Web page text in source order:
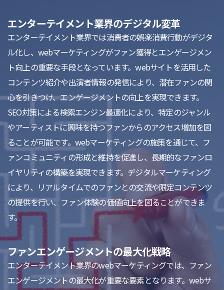
エンターテイメント業界のデジタル変革
エンターテイメント業界では消費者の娯楽消費行動がデジタ
ル化し、webマーケティングがファン獲得とエンゲージメン
ト向上の重要な手段となっています。webサイトを活用した
コンテンツ紹介や出演者情報の発信により、潜在ファンの関
心を引きつけ、エンゲージメントの向上を実現できます。
SEO対策による検索エンジン最適化により、特定のジャンル
やアーティストに興味を持つファンからのアクセス増加を図
ることが可能です。webマーケティングの施策を通じて、フ
ァンコミュニティの形成と維持を促進し、長期的なファンロ
イヤリティの構築を実現できます。デジタルマーケティング
により、リアルタイムでのファンとの交流や限定コンテンツ
の提供を行い、ファン体験の価値向上を図ることができま
す。
ファンエンゲージメントの最大化戦略
エンターテイメント業界のwebマーケティングでは、ファン
エンゲージメントの最大化が重要な要素となります。webサ